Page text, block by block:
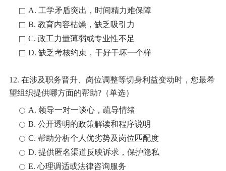
A. 工学矛盾突出，时间精力难保障
B. 教育内容枯燥，缺乏吸引力
C. 政工力量薄弱或专业性不足
D. 缺乏考核约束，干好干坏一个样
12. 在涉及职务晋升、岗位调整等切身利益变动时，您最希
望组织提供哪方面的帮助?（单选）
A. 领导一对一谈心，疏导情绪
B. 公开透明的政策解读和程序说明
C. 帮助分析个人优劣势及岗位匹配度
D. 提供匿名渠道反映诉求，保护隐私
E. 心理调适或法律咨询服务